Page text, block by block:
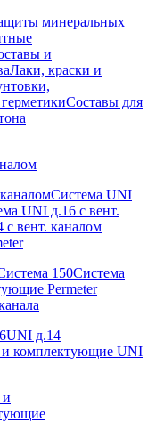
минеральных
и
Лаки, краски и
Составы для
Система UNI
UNI д.16 с вент.
вент. каналом
150Система
Permeter
UNI д.14
комплектующие UNI